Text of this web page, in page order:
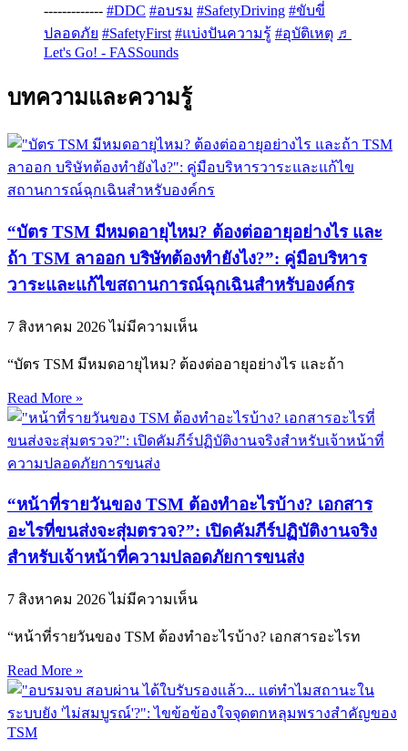
------------- #DDC #อบรม #SafetyDriving #ขับขี่
ปลอดภัย #SafetyFirst #แบ่งปันความรู้ #อุบัติเหตุ ♬
Let's Go! - FASSounds
บทความและความรู้
“บัตร TSM มีหมดอายุไหม? ต้องต่ออายุอย่างไร และ
ถ้า TSM ลาออก บริษัทต้องทำยังไง?”: คู่มือบริหาร
วาระและแก้ไขสถานการณ์ฉุกเฉินสำหรับองค์กร
7 สิงหาคม 2026ไม่มีความเห็น
“บัตร TSM มีหมดอายุไหม? ต้องต่ออายุอย่างไร และถ้า
Read More »
“หน้าที่รายวันของ TSM ต้องทำอะไรบ้าง? เอกสาร
อะไรที่ขนส่งจะสุ่มตรวจ?”: เปิดคัมภีร์ปฏิบัติงานจริง
สำหรับเจ้าหน้าที่ความปลอดภัยการขนส่ง
7 สิงหาคม 2026ไม่มีความเห็น
“หน้าที่รายวันของ TSM ต้องทำอะไรบ้าง? เอกสารอะไรท
Read More »